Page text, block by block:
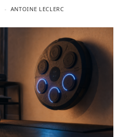
ANTOINE LECLERC